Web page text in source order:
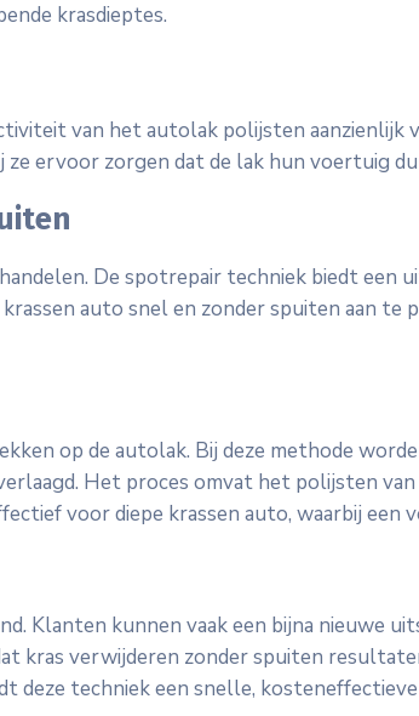
krasdieptes.
van het autolak polijsten
ervoor zorgen dat de lak hun voertuig
De spotrepair techniek biedt een
auto snel en zonder spuiten aan
op de autolak. Bij deze methode
Het proces omvat het polijsten
voor diepe krassen auto, waarbij een
Klanten kunnen vaak een bijna nieuwe
kras verwijderen zonder spuiten
techniek een snelle,